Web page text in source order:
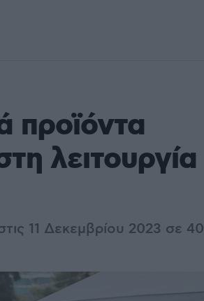
προϊόντα
λειτουργία
11 Δεκεμβρίου 2023 σε 40